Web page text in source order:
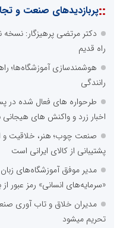
::پربازدیدهای صنعت و
دکتر مرتضی پرهیزگار:
راه قدیم
هوشمندسازی آموزشگاه‌ها؛
رانندگی
طرحواره های فعال شده در
اخبار زرد و واکنش های هیجانی
صنعت چوب؛ هنر، خلاقیت و
پشتیبانی از کالای ایرانی است
مدیر موفق آموزشگاه‌های
«سرمایه‌های انسانی» رمز عبور
مدیران خلاق و تاب آوری
تحریم میشود